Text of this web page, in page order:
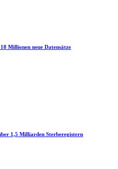
Millionen neue Datensätze
1,5 Milliarden Sterberegistern